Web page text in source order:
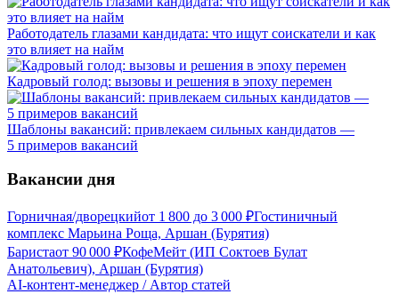
Работодатель глазами кандидата: что ищут соискатели и как
это влияет на найм
Кадровый голод: вызовы и решения в эпоху перемен
Шаблоны вакансий: привлекаем сильных кандидатов —
5 примеров вакансий
Вакансии дня
Горничная/дворецкийот 1 800 до 3 000 ₽Гостиничный
комплекс Марьина Роща, Аршан (Бурятия)
Баристаот 90 000 ₽КофеМейт (ИП Соктоев Булат
Анатольевич), Аршан (Бурятия)
AI-контент-менеджер / Автор статей